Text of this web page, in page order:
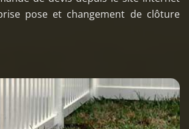
pose et changement de clôture